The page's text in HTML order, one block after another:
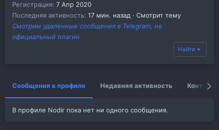
Регистрация 7 Апр 2020
Последняя активность 17 мин. назад · Смотрит тему
Смотрим удаленные сообщения в Telegram, не
официальный плагин
Найти
Сообщения в профиле Недавняя активность Контент
В профиле Nodir пока нет ни одного сообщения.